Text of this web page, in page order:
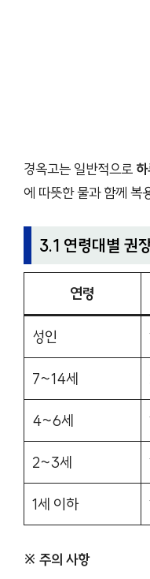
경옥고는 일반적으로
에 따뜻한 물과 함께 복
3.1 연령대별 권
연령
성인
7~14세
4~6세
2~3세
1세 이하
※ 주의 사항